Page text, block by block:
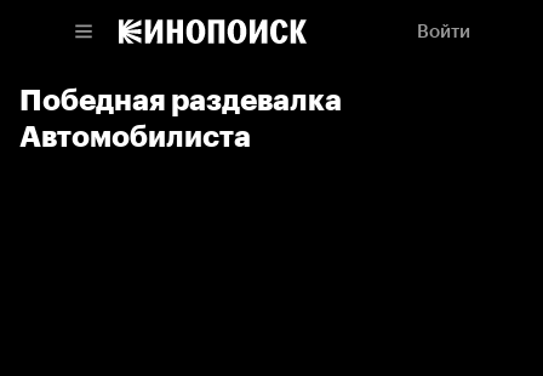
Войти
Победная раздевалка
Автомобилиста